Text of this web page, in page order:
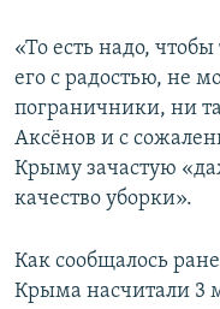
«То есть надо,
его с радостью, не
пограничники, ни
Аксёнов и с
Крыму зачастую
качество уборки».
Как сообщалось
Крыма насчитали 3